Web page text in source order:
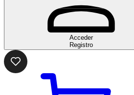
Acceder
Registro